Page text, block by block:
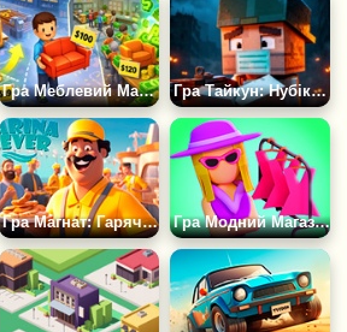
Гра Меблевий Магнат: Симулятор Фабрики Гра Тайкун: Нубік Проти Зомбі
Гра Магнат: Гарячкова Пристань Гра Модний Магазин Магната